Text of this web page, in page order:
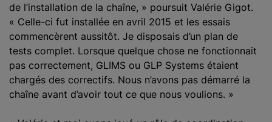
de l’installation de la chaîne, » poursuit Valérie Gigot.
« Celle-ci fut installée en avril 2015 et les essais
commencèrent aussitôt. Je disposais d’un plan de
tests complet. Lorsque quelque chose ne fonctionnait
pas correctement, GLIMS ou GLP Systems étaient
chargés des correctifs. Nous n’avons pas démarré la
chaîne avant d’avoir tout ce que nous voulions. »